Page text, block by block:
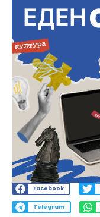
Facebook
Telegram